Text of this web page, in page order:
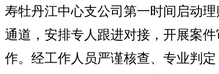
寿牡丹江中心支公司第一时间启动
通道，安排专人跟进对接，开展案
作。经工作人员严谨核查、专业判